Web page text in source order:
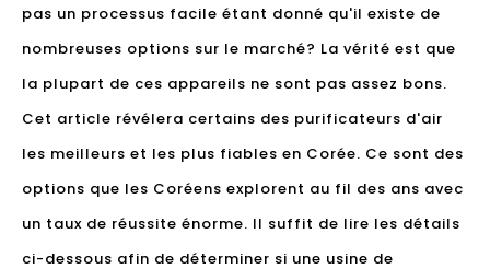
pas un processus facile étant donné qu'il existe de
nombreuses options sur le marché? La vérité est que
la plupart de ces appareils ne sont pas assez bons.
Cet article révélera certains des purificateurs d'air
les meilleurs et les plus fiables en Corée. Ce sont des
options que les Coréens explorent au fil des ans avec
un taux de réussite énorme. Il suffit de lire les détails
ci-dessous afin de déterminer si une usine de